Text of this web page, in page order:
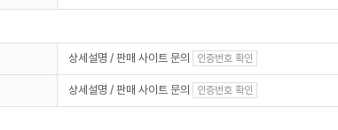
상세설명 / 판매 사이트 문의 인증번호 확인
상세설명 / 판매 사이트 문의 인증번호 확인